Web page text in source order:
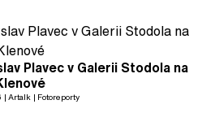
Plavec v Galerii Stodola na
Artalk Fotoreporty